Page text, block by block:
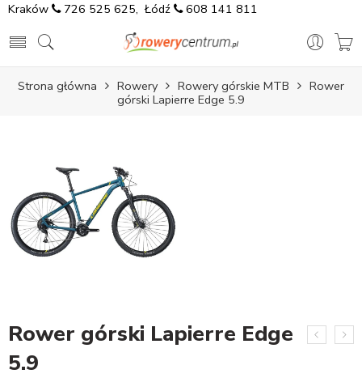
Kraków 726 525 625, Łódź 608 141 811
Strona główna Rowery Rowery górskie MTB
Rower
górski Lapierre Edge 5.9
Rower górski Lapierre Edge
5.9